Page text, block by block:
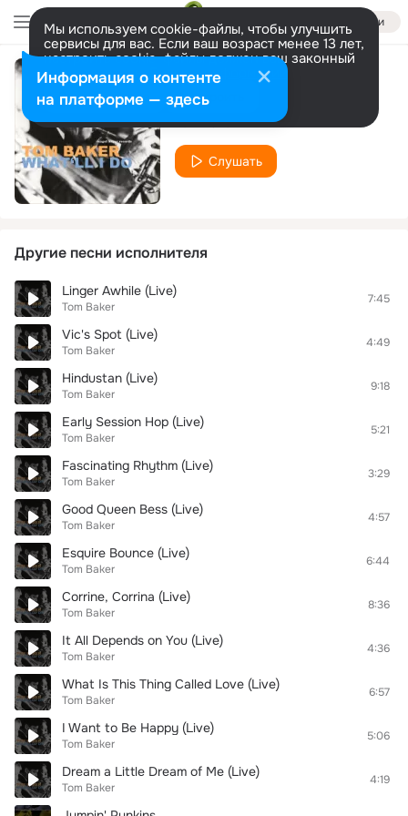
Войти
Мы используем cookie-файлы, чтобы улучшить
сервисы для вас. Если ваш возраст менее 13 лет,
настроить cookie-файлы должен ваш законный
представитель. Больше информации
Разрешить все Настроить
'Tain't Me (Live)
Tom Baker
Слушать
Другие песни исполнителя
Linger Awhile (Live)
Tom Baker
7:45
Vic's Spot (Live)
Tom Baker
4:49
Hindustan (Live)
Tom Baker
9:18
Early Session Hop (Live)
Tom Baker
5:21
Fascinating Rhythm (Live)
Tom Baker
3:29
Good Queen Bess (Live)
Tom Baker
4:57
Esquire Bounce (Live)
Tom Baker
6:44
Corrine, Corrina (Live)
Tom Baker
8:36
It All Depends on You (Live)
Tom Baker
4:36
What Is This Thing Called Love (Live)
Tom Baker
6:57
I Want to Be Happy (Live)
Tom Baker
5:06
Dream a Little Dream of Me (Live)
Tom Baker
4:19
Информация о контенте
на платформе — здесь